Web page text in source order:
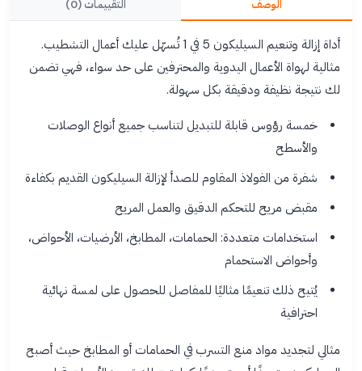
الوصف التقييمات (0)
أداة إزالة وتنعيم السيليكون 5 في 1 تُسهّل عليك أعمال التشطيب.
مثالية لهواة الأعمال اليدوية والمحترفين على حد سواء، فهي تضمن
لك نتيجة نظيفة ودقيقة بكل سهولة.
خمسة رؤوس قابلة للتبديل لتناسب جميع أنواع الوصلات
والأسطح
شفرة من الفولاذ المقاوم للصدأ لإزالة السيليكون القديم بكفاءة
مقبض مريح للتحكم الدقيق والعمل المريح
استخدامات متعددة: الحمامات، المطابخ، الأرضيات، الأحواض،
وأحواض الاستحمام
يُتيح ذلك تنعيمًا مثاليًا للمفاصل للحصول على لمسة نهائية
احترافية
مثالي لتجديد مواد منع التسرب في الحمامات أو المطابخ حيث أصبح